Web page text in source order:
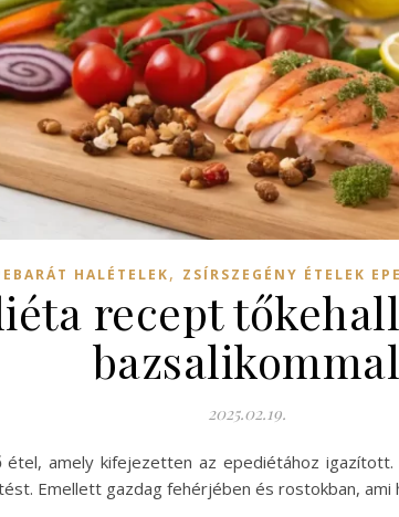
HALÉTELEK, ZSÍRSZEGÉNY ÉTELEK
recept
bazsalikommal
2025.02.19.
étel, amely kifejezetten az epediétához
Emellett gazdag fehérjében és rostokban, ami